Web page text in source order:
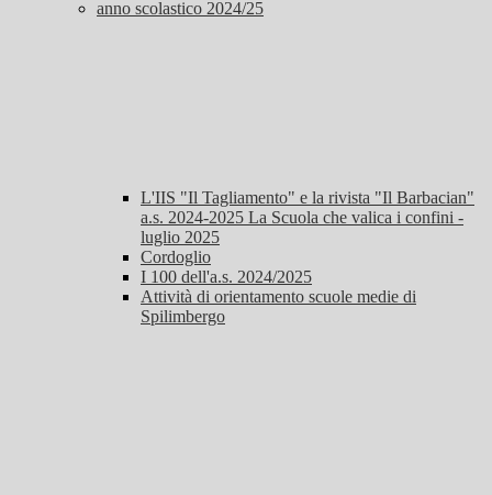
anno scolastico 2024/25
L'IIS "Il Tagliamento" e la rivista "Il Barbacian"
a.s. 2024-2025 La Scuola che valica i confini -
luglio 2025
Cordoglio
I 100 dell'a.s. 2024/2025
Attività di orientamento scuole medie di
Spilimbergo